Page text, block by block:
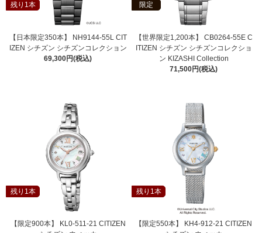
残り1本
【日本限定350本】 NH9144-55L CIT
IZEN シチズン シチズンコレクション
69,300円(税込)
限定
【世界限定1,200本】 CB0264-55E C
ITIZEN シチズン シチズンコレクショ
ン KIZASHI Collection
71,500円(税込)
残り1本
【限定900本】 KL0-511-21 CITIZEN
残り1本
【限定550本】 KH4-912-21 CITIZEN